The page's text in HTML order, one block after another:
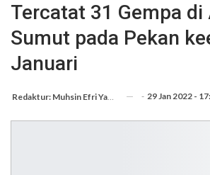
Tercatat 31 Gempa di
Sumut pada Pekan
Januari
- 29 Jan 2022 -